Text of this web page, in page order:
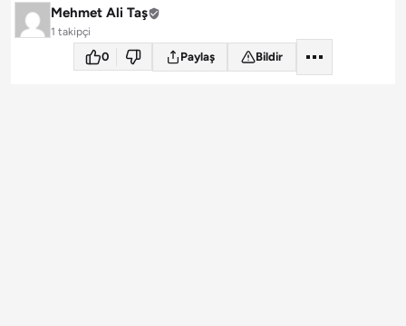
Mehmet Ali Taş
1 takipçi
0 Paylaş Bildir